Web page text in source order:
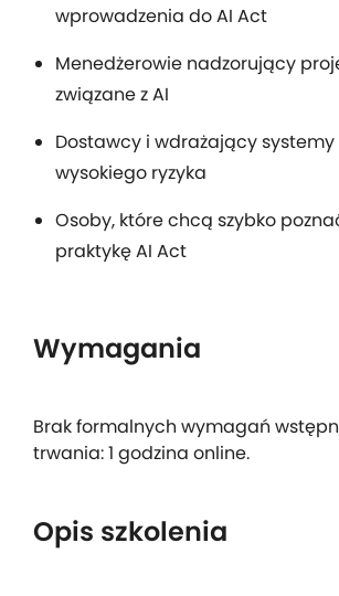
wprowadzenia do AI Act
Menedżerowie nadzorujący
związane z AI
Dostawcy i wdrażający systemy
wysokiego ryzyka
Osoby, które chcą szybko
praktykę AI Act
Wymagania
Brak formalnych wymagań
trwania: 1 godzina online.
Opis szkolenia